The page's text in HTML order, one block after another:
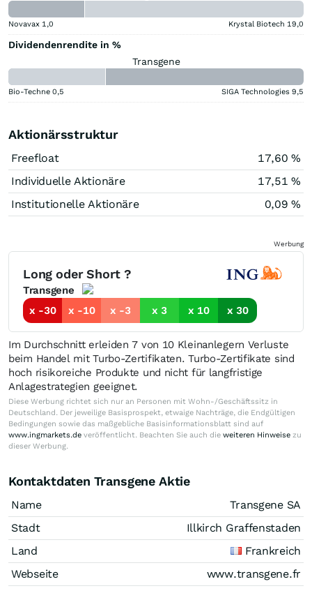
Novavax 1,0 Krystal Biotech 19,0
Dividendenrendite in %
Transgene
Bio-Techne 0,5 SIGA Technologies 9,5
Aktionärsstruktur
Freefloat
17,60 %
Individuelle Aktionäre
17,51 %
Institutionelle Aktionäre
0,09 %
Werbung
Long oder Short ?
Transgene
x -30
x -10 x -3 x 3 x 10 x 30
Im Durchschnitt erleiden 7 von 10 Kleinanlegern Verluste
beim Handel mit Turbo-Zertifikaten. Turbo-Zertifikate sind
hoch risikoreiche Produkte und nicht für langfristige
Anlagestrategien geeignet.
Diese Werbung richtet sich nur an Personen mit Wohn-/Geschäftssitz in
Deutschland. Der jeweilige Basisprospekt, etwaige Nachträge, die Endgültigen
Bedingungen sowie das maßgebliche Basisinformationsblatt sind auf
www.ingmarkets.de veröffentlicht. Beachten Sie auch die weiteren Hinweise zu
dieser Werbung.
Kontaktdaten Transgene Aktie
Name
Transgene SA
Stadt
Illkirch Graffenstaden
Land
Frankreich
Webseite
www.transgene.fr